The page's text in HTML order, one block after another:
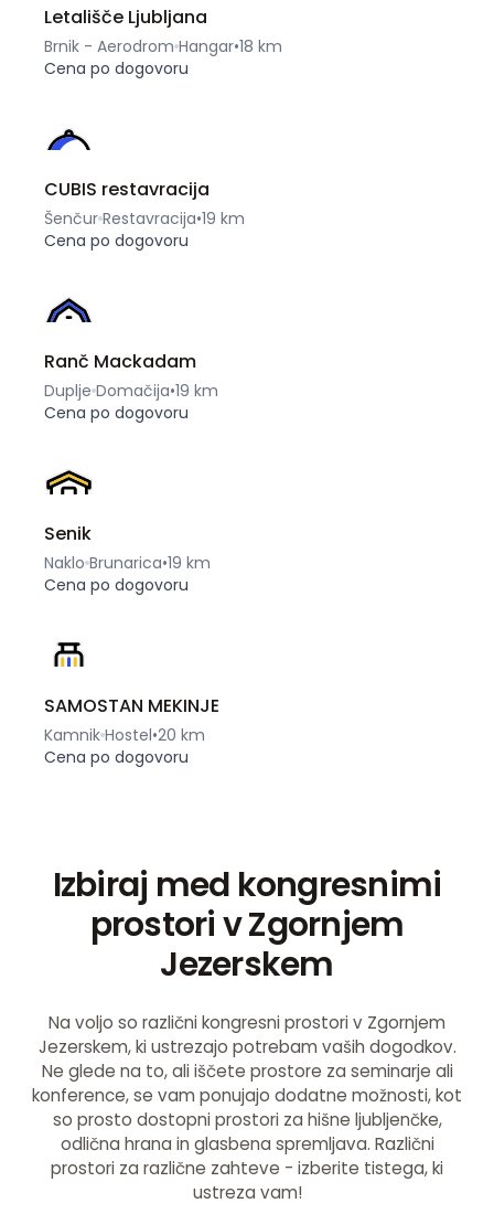
Letališče Ljubljana
Brnik - Aerodrom Hangar•18 km
Cena po dogovoru
CUBIS restavracija
Šenčur Restavracija•19 km
Cena po dogovoru
Ranč Mackadam
Duplje Domačija•19 km
Cena po dogovoru
Senik
Naklo Brunarica•19 km
Cena po dogovoru
SAMOSTAN MEKINJE
Kamnik Hostel•20 km
Cena po dogovoru
Izbiraj med kongresnimi
prostori v Zgornjem
Jezerskem
Na voljo so različni kongresni prostori v Zgornjem
Jezerskem, ki ustrezajo potrebam vaših dogodkov.
Ne glede na to, ali iščete prostore za seminarje ali
konference, se vam ponujajo dodatne možnosti, kot
so prosto dostopni prostori za hišne ljubljenčke,
odlična hrana in glasbena spremljava. Različni
prostori za različne zahteve - izberite tistega, ki
ustreza vam!